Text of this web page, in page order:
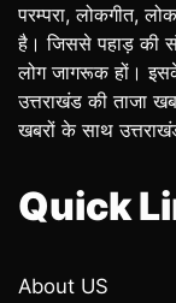
परम्परा, लोकगीत,
है। जिससे पहाड़ की
लोग जागरूक हों।
उत्तराखंड की ताजा
खबरों के साथ
Quick
About US